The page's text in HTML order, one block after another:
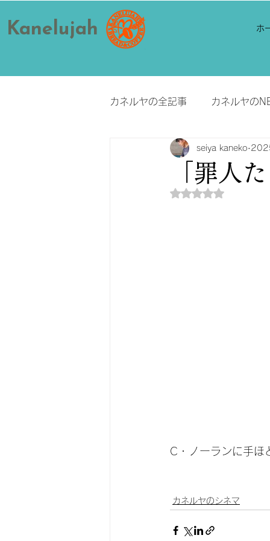
Kanelujah ホ
カネルヤの全記事 カネルヤの
「罪人
seiya kaneko
5つ星のうちNaN
C・ノーランに手ほ
カネルヤのシネマ